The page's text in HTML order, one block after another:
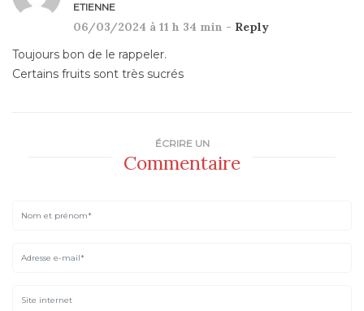
ETIENNE
06/03/2024 à 11 h 34 min - Reply
Toujours bon de le rappeler.
Certains fruits sont très sucrés
ÉCRIRE UN
Commentaire